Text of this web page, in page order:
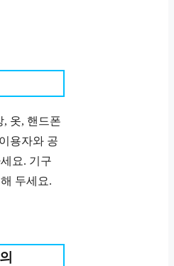
, 옷, 핸드폰
용자와 공
요. 기구
두세요.